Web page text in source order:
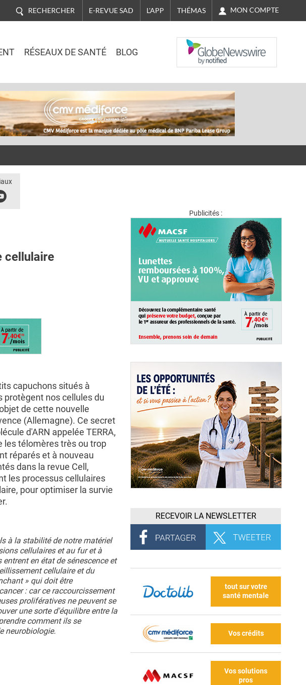
RECHERCHER E-REVUE SAD L'APP THÉMAS MON COMPTE
RÉSEAUX DE SANTÉ BLOG
NASDAQ
cellulaire
capuchons situés à
protègent nos cellules du
de cette nouvelle
(Allemagne). Ce secret
d'ARN appelée TERRA,
les télomères très ou trop
réparés et à nouveau
dans la revue Cell,
les processus cellulaires
pour optimiser la survie
à la stabilité de notre matériel
cellulaires et au fur et à
en état de sénescence et
cellulaire et du
» qui doit être
: car ce raccourcissement
prolifératives ne peuvent se
une sorte d'équilibre entre la
comment ils se
neurobiologie.
Publicités :
RECEVOIR LA NEWSLETTER
tout sur votre
santé mentale
Vos crédits
Vos solutions
pros